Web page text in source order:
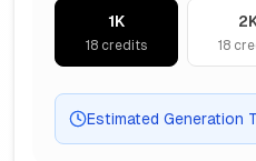
1K
18credits 18
Estimated Generation